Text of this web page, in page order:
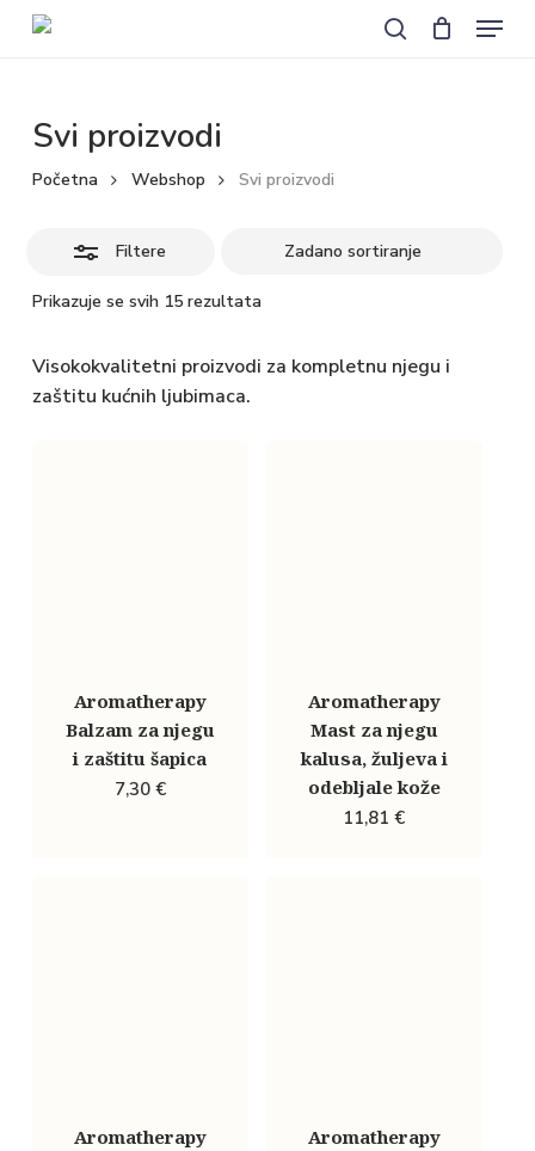
Skip
Menu
Svi proizvodi
Početna Webshop Svi proizvodi
Filtere
Prikazuje se svih 15 rezultata
Visokokvalitetni proizvodi za kompletnu njegu i
zaštitu kućnih ljubimaca.
Aromatherapy
Balzam za njegu
i zaštitu šapica
7,30 €
Aromatherapy
Mast za njegu
kalusa, žuljeva i
odebljale kože
11,81€
Aromatherapy
Aromatherapy